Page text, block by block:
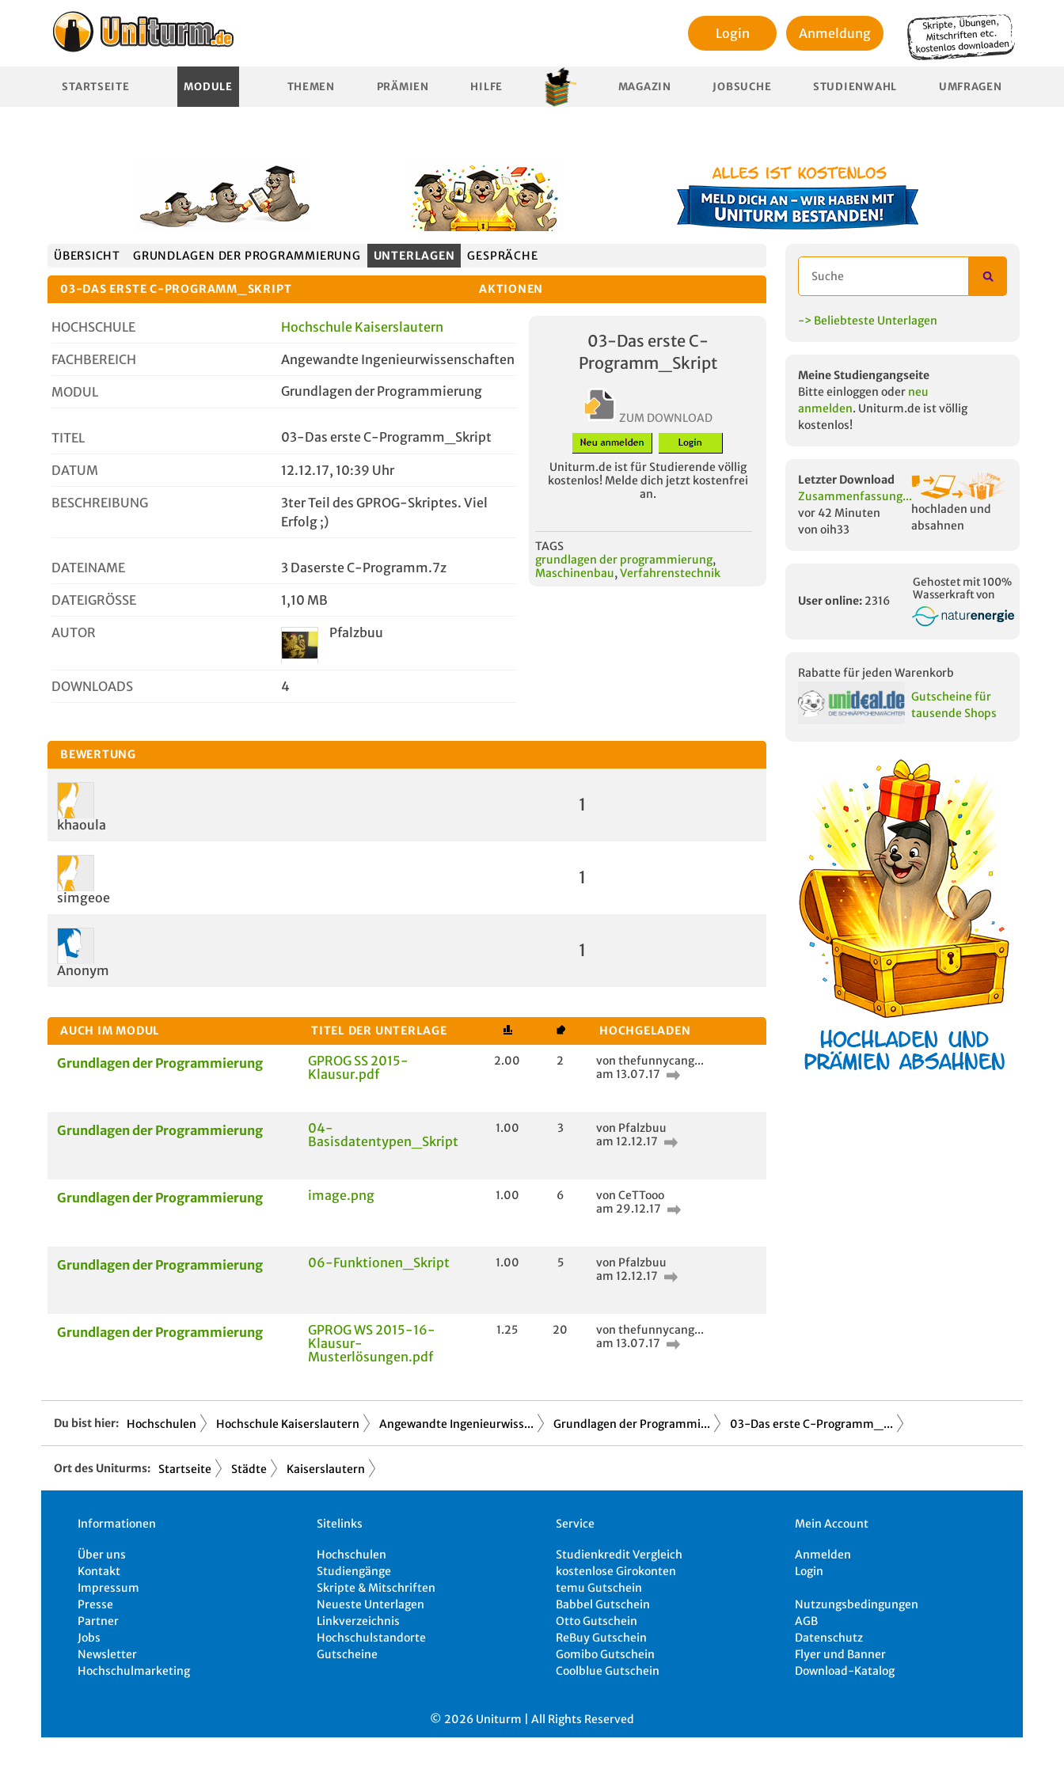
Login Anmeldung
STARTSEITE MODULE THEMEN PRÄMIEN HILFE MAGAZIN JOBSUCHE STUDIENWAHL UMFRAGEN
ÜBERSICHT GRUNDLAGEN DER PROGRAMMIERUNG UNTERLAGEN GESPRÄCHE
03-DAS ERSTE C-PROGRAMM_SKRIPT AKTIONEN
HOCHSCHULE Hochschule Kaiserslautern
FACHBEREICH Angewandte Ingenieurwissenschaften
MODUL Grundlagen der Programmierung
TITEL 03-Das erste C-Programm_Skript
DATUM 12.12.17, 10:39 Uhr
BESCHREIBUNG
3ter Teil des GPROG-Skriptes. Viel
Erfolg ;)
DATEINAME 3 Daserste C-Programm.7z
DATEIGRÖSSE 1,10 MB
AUTOR Pfalzbuu
DOWNLOADS 4
03-Das erste C-
Programm_Skript
ZUM DOWNLOAD
Uniturm.de ist für Studierende völlig
kostenlos! Melde dich jetzt kostenfrei
an.
TAGS
grundlagen der programmierung,
Maschinenbau, Verfahrenstechnik
BEWERTUNG
khaoula
1
simgeoe
1
Anonym
1
AUCH IM MODUL TITEL DER UNTERLAGE HOCHGELADEN
Grundlagen der Programmierung
GPROG SS 2015-
Klausur.pdf
2.00 2
von thefunnycang...
am 13.07.17
Grundlagen der Programmierung
04-
Basisdatentypen_Skript
1.00 3
von Pfalzbuu
am 12.12.17
Grundlagen der Programmierung image.png 1.00 6
von CeTTooo
am 29.12.17
Grundlagen der Programmierung 06-Funktionen_Skript 1.00 5
von Pfalzbuu
am 12.12.17
Grundlagen der Programmierung
GPROG WS 2015-16-
Klausur-
Musterlösungen.pdf
1.25 20
von thefunnycang...
am 13.07.17
-> Beliebteste Unterlagen
Meine Studiengangseite
Bitte einloggen oder neu
anmelden. Uniturm.de ist völlig
kostenlos!
Letzter Download
Zusammenfassung...
vor 42 Minuten
von oih33
hochladen und
absahnen
User online: 2316
Gehostet mit 100%
Wasserkraft von
Rabatte für jeden Warenkorb
Gutscheine für
tausende Shops
Du bist hier: Hochschulen Hochschule Kaiserslautern Angewandte Ingenieurwiss... Grundlagen der Programmi... 03-Das erste C-Programm_...
Ort des Uniturms: Startseite Städte Kaiserslautern
Informationen
Über uns
Kontakt
Impressum
Presse
Partner
Jobs
Newsletter
Hochschulmarketing
Sitelinks
Hochschulen
Studiengänge
Skripte & Mitschriften
Neueste Unterlagen
Linkverzeichnis
Hochschulstandorte
Gutscheine
Service
Studienkredit Vergleich
kostenlose Girokonten
temu Gutschein
Babbel Gutschein
Otto Gutschein
ReBuy Gutschein
Gomibo Gutschein
Coolblue Gutschein
Mein Account
Anmelden
Login
Nutzungsbedingungen
AGB
Datenschutz
Flyer und Banner
Download-Katalog
© 2026 Uniturm | All Rights Reserved